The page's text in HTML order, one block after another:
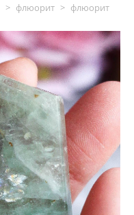
> флюорит > флюорит